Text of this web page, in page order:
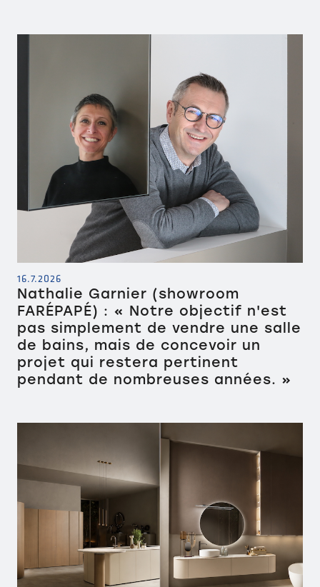
16.7.2026
Nathalie Garnier (showroom
FARÉPAPÉ) : « Notre objectif n'est
pas simplement de vendre une salle
de bains, mais de concevoir un
projet qui restera pertinent
pendant de nombreuses années. »